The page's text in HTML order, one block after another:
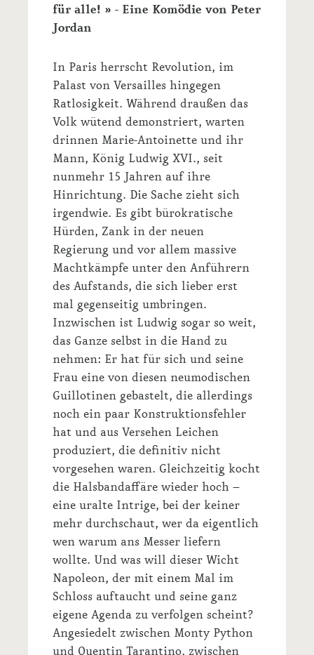
für alle! » - Eine Komödie von Peter
Jordan
In Paris herrscht Revolution, im
Palast von Versailles hingegen
Ratlosigkeit. Während draußen das
Volk wütend demonstriert, warten
drinnen Marie-Antoinette und ihr
Mann, König Ludwig XVI., seit
nunmehr 15 Jahren auf ihre
Hinrichtung. Die Sache zieht sich
irgendwie. Es gibt bürokratische
Hürden, Zank in der neuen
Regierung und vor allem massive
Machtkämpfe unter den Anführern
des Aufstands, die sich lieber erst
mal gegenseitig umbringen.
Inzwischen ist Ludwig sogar so weit,
das Ganze selbst in die Hand zu
nehmen: Er hat für sich und seine
Frau eine von diesen neumodischen
Guillotinen gebastelt, die allerdings
noch ein paar Konstruktionsfehler
hat und aus Versehen Leichen
produziert, die definitiv nicht
vorgesehen waren. Gleichzeitig kocht
die Halsbandaffäre wieder hoch –
eine uralte Intrige, bei der keiner
mehr durchschaut, wer da eigentlich
wen warum ans Messer liefern
wollte. Und was will dieser Wicht
Napoleon, der mit einem Mal im
Schloss auftaucht und seine ganz
eigene Agenda zu verfolgen scheint?
Angesiedelt zwischen Monty Python
und Quentin Tarantino, zwischen